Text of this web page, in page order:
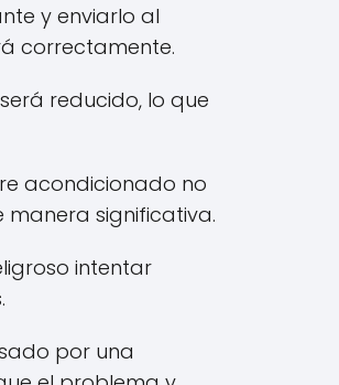
y enviarlo al
correctamente.
reducido, lo que
acondicionado no
manera significativa.
intentar
por una